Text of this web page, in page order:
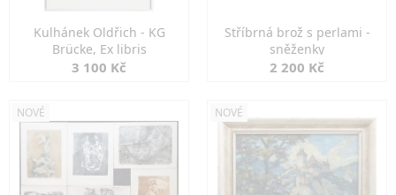
Kulhánek Oldřich - KG
Brücke, Ex libris
3 100 Kč
Stříbrná brož s perlami -
sněženky
2 200 Kč
NOVÉ NOVÉ